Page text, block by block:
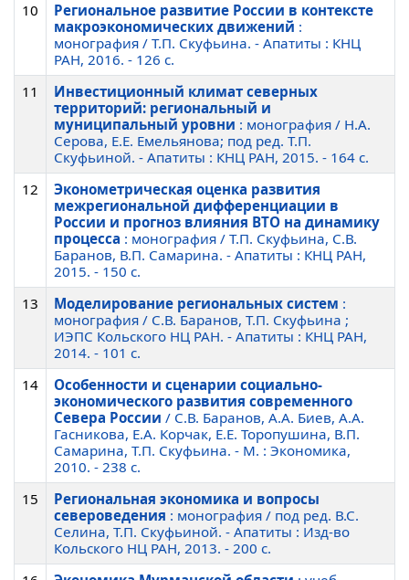
10
Региональное развитие России в контексте
макроэкономических движений :
монография / Т.П. Скуфьина. - Апатиты : КНЦ
РАН, 2016. - 126 c.
11
Инвестиционный климат северных
территорий: региональный и
муниципальный уровни : монография / Н.А.
Серова, Е.Е. Емельянова; под ред. Т.П.
Скуфьиной. - Апатиты : КНЦ РАН, 2015. - 164 c.
12
Эконометрическая оценка развития
межрегиональной дифференциации в
России и прогноз влияния ВТО на динамику
процесса : монография / Т.П. Скуфьина, С.В.
Баранов, В.П. Самарина. - Апатиты : КНЦ РАН,
2015. - 150 c.
13
Моделирование региональных систем :
монография / С.В. Баранов, Т.П. Скуфьина ;
ИЭПС Кольского НЦ РАН. - Апатиты : КНЦ РАН,
2014. - 101 c.
14
Особенности и сценарии социально-
экономического развития современного
Севера России / С.В. Баранов, А.А. Биев, А.А.
Гасникова, Е.А. Корчак, Е.Е. Торопушина, В.П.
Самарина, Т.П. Скуфьина. - М. : Экономика,
2010. - 238 c.
15
Региональная экономика и вопросы
североведения : монография / под ред. В.С.
Селина, Т.П. Скуфьиной. - Апатиты : Изд-во
Кольского НЦ РАН, 2013. - 200 c.